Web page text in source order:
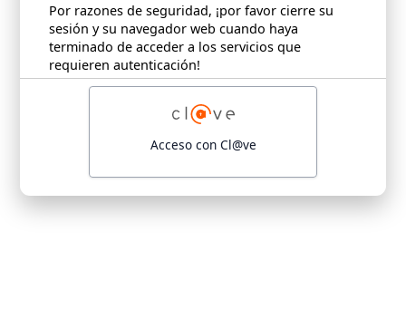
Por razones de seguridad, ¡por favor cierre su
sesión y su navegador web cuando haya
terminado de acceder a los servicios que
requieren autenticación!